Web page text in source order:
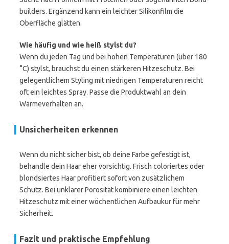
builders. Ergänzend kann ein leichter Silikonfilm die
Oberfläche glätten.
Wie häufig und wie heiß stylst du?
Wenn du jeden Tag und bei hohen Temperaturen (über 180
°C) stylst, brauchst du einen stärkeren Hitzeschutz. Bei
gelegentlichem Styling mit niedrigen Temperaturen reicht
oft ein leichtes Spray. Passe die Produktwahl an dein
Wärmeverhalten an.
Unsicherheiten erkennen
Wenn du nicht sicher bist, ob deine Farbe gefestigt ist,
behandle dein Haar eher vorsichtig. Frisch coloriertes oder
blondsiertes Haar profitiert sofort von zusätzlichem
Schutz. Bei unklarer Porosität kombiniere einen leichten
Hitzeschutz mit einer wöchentlichen Aufbaukur für mehr
Sicherheit.
Fazit und praktische Empfehlung